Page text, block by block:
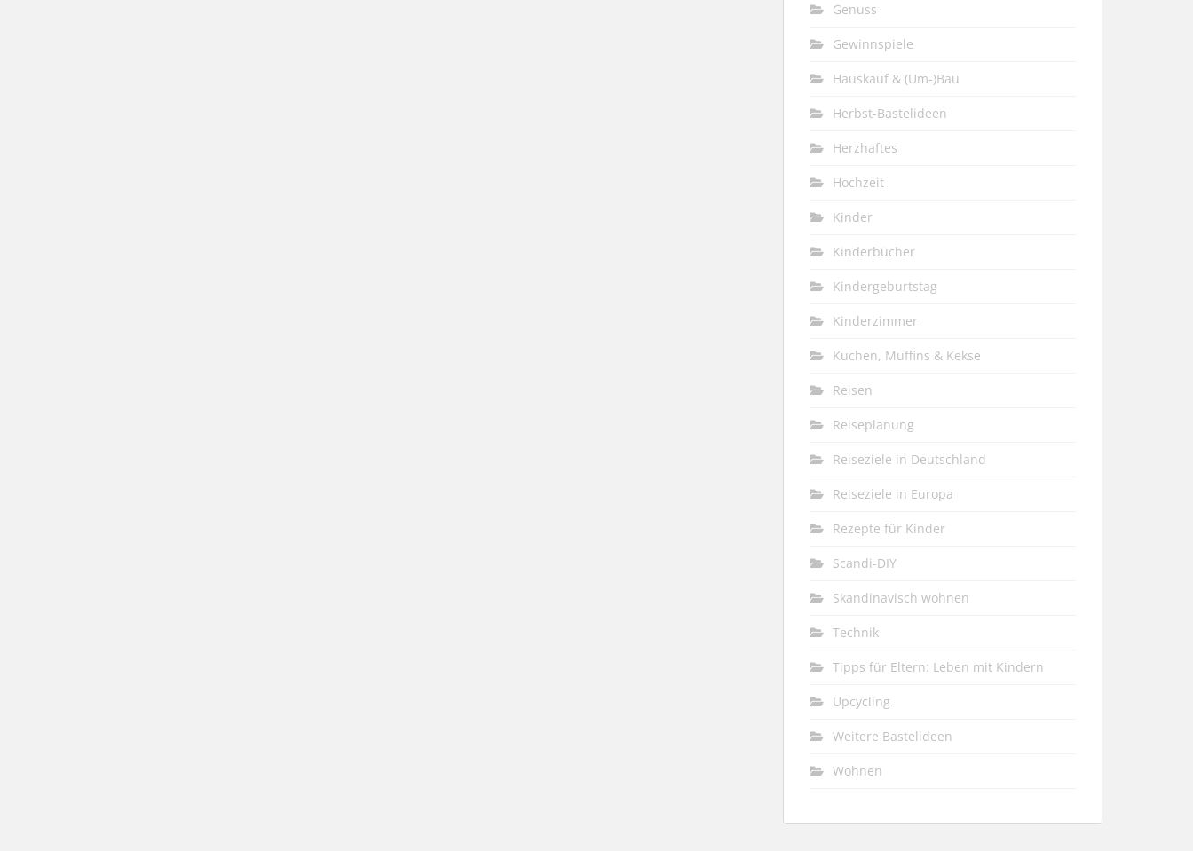
Genuss
Gewinnspiele
Hauskauf & (Um-)Bau
Herbst-Bastelideen
Herzhaftes
Hochzeit
Kinder
Kinderbücher
Kindergeburtstag
Kinderzimmer
Kuchen, Muffins & Kekse
Reisen
Reiseplanung
Reiseziele in Deutschland
Reiseziele in Europa
Rezepte für Kinder
Scandi-DIY
Skandinavisch wohnen
Technik
Tipps für Eltern: Leben mit Kindern
Upcycling
Weitere Bastelideen
Wohnen